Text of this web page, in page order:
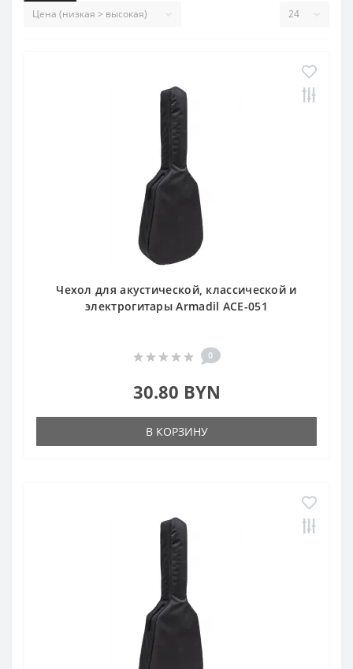
Чехол для акустической, классической и
электрогитары Armadil ACE-051
0
30.80 BYN
В КОРЗИНУ